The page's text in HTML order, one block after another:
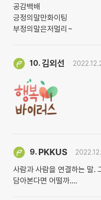
공감백배
긍정의말만화이팅
부정의말은저멀리~
10.김외선
9. PKKUS
사람과 사람을 연결하는 말.
담아본다면 어떨까....